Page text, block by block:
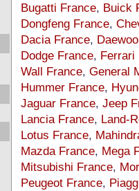
Bugatti France, Buick
Dongfeng France,
Dacia France,
Dodge France, Ferrari
Wall France, General
Hummer France,
Jaguar France, Jeep
Lancia France, Land-
Lotus France,
Mazda France, Mega
Mitsubishi France,
Peugeot France,